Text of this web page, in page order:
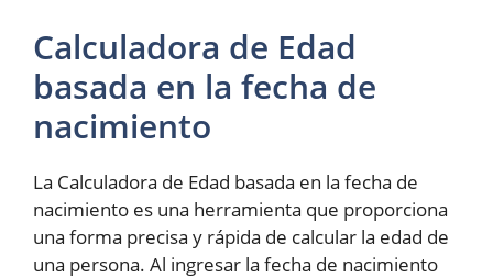
Calculadora de Edad
basada en la fecha de
nacimiento
La Calculadora de Edad basada en la fecha de
nacimiento es una herramienta que proporciona
una forma precisa y rápida de calcular la edad de
una persona. Al ingresar la fecha de nacimiento